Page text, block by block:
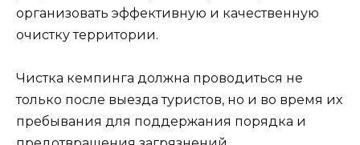
организовать эффективную и качественную
очистку территории.
Чистка кемпинга должна проводиться не
только после выезда туристов, но и во время их
пребывания для поддержания порядка и